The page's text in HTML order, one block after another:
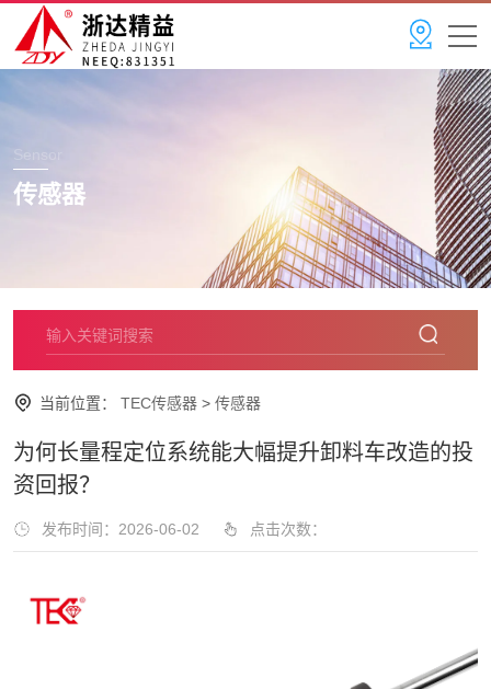
Sensor
传感器
当前位置： TEC传感器 > 传感器
为何长量程定位系统能大幅提升卸料车改造的投
资回报？
发布时间：2026-06-02 点击次数：